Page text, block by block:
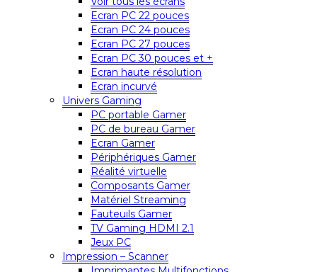
Ecran PC 22 pouces
Ecran PC 24 pouces
Ecran PC 27 pouces
Ecran PC 30 pouces et +
Ecran haute résolution
Ecran incurvé
Univers Gaming
PC portable Gamer
PC de bureau Gamer
Ecran Gamer
Périphériques Gamer
Réalité virtuelle
Composants Gamer
Matériel Streaming
Fauteuils Gamer
TV Gaming HDMI 2.1
Jeux PC
Impression – Scanner